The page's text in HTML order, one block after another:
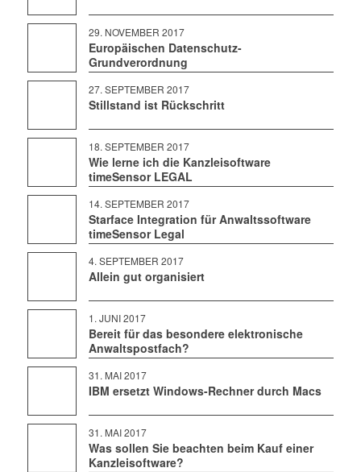
29. NOVEMBER 2017
Europäischen Datenschutz-
Grundverordnung
27. SEPTEMBER 2017
Stillstand ist Rückschritt
18. SEPTEMBER 2017
Wie lerne ich die Kanzleisoftware
timeSensor LEGAL
14. SEPTEMBER 2017
Starface Integration für Anwaltssoftware
timeSensor Legal
4. SEPTEMBER 2017
Allein gut organisiert
1. JUNI 2017
Bereit für das besondere elektronische
Anwaltspostfach?
31. MAI 2017
IBM ersetzt Windows-Rechner durch Macs
31. MAI 2017
Was sollen Sie beachten beim Kauf einer
Kanzleisoftware?